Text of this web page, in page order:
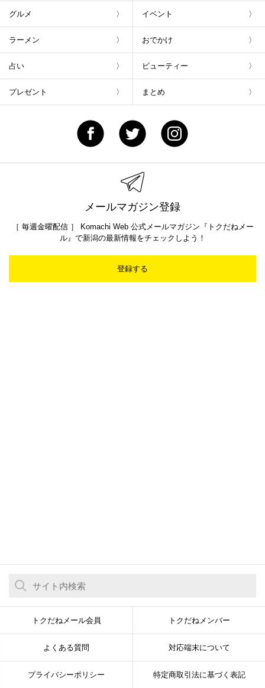
グルメ イベント
ラーメン おでかけ
占い ビューティー
プレゼント まとめ
メールマガジン登録
［ 毎週金曜配信 ］ Komachi Web 公式メールマガジン『トクだねメー
ル』で新潟の最新情報をチェックしよう！
登録する
トクだねメール会員 トクだねメンバー
よくある質問 対応端末について
プライバシーポリシー 特定商取引法に基づく表記